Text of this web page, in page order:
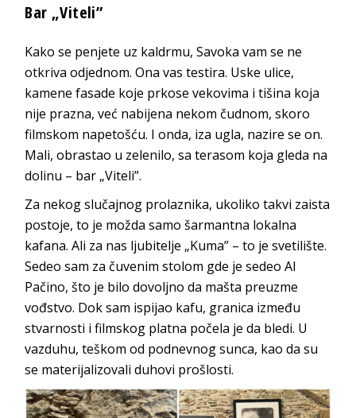
Bar „Viteli”
Kako se penjete uz kaldrmu, Savoka vam se ne
otkriva odjednom. Ona vas testira. Uske ulice,
kamene fasade koje prkose vekovima i tišina koja
nije prazna, već nabijena nekom čudnom, skoro
filmskom napetošću. I onda, iza ugla, nazire se on.
Mali, obrastao u zelenilo, sa terasom koja gleda na
dolinu – bar „Viteli”.
Za nekog slučajnog prolaznika, ukoliko takvi zaista
postoje, to je možda samo šarmantna lokalna
kafana. Ali za nas ljubitelje „Kuma” – to je svetilište.
Sedeo sam za čuvenim stolom gde je sedeo Al
Pačino, što je bilo dovoljno da mašta preuzme
vođstvo. Dok sam ispijao kafu, granica između
stvarnosti i filmskog platna počela je da bledi. U
vazduhu, teškom od podnevnog sunca, kao da su
se materijalizovali duhovi prošlosti.